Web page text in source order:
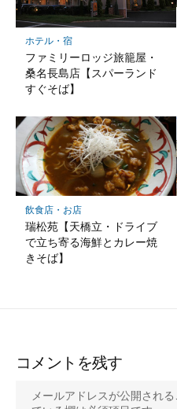
ホテル・宿
ファミリーロッジ旅籠屋・
桑名長島店【スパーランド
すぐそば】
飲食店・お店
瑞松苑【天橋立・ドライブ
で立ち寄る海鮮とカレー焼
きそば】
コメントを残す
メールアドレスが公開される